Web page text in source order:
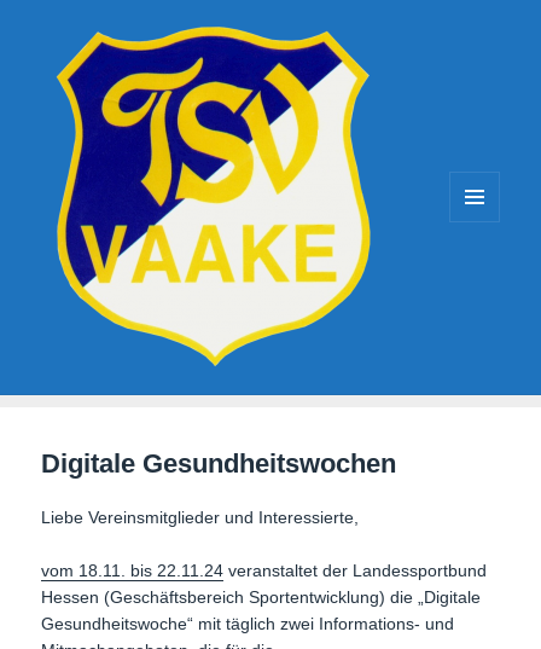
TSV-Vaake
Digitale Gesundheitswochen
Liebe Vereinsmitglieder und Interessierte,
vom 18.11. bis 22.11.24 veranstaltet der Landessportbund
Hessen (Geschäftsbereich Sportentwicklung) die „Digitale
Gesundheitswoche“ mit täglich zwei Informations- und